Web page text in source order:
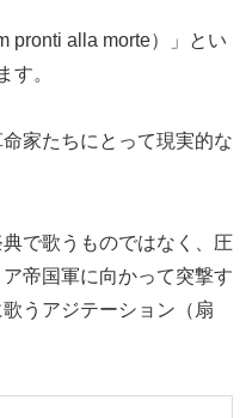
pronti alla morte）」とい
す。
家たちにとって現実的な
で歌うものではなく、圧
帝国軍に向かって突撃す
うアジテーション（扇